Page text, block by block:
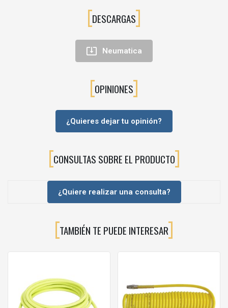
Diseñado para trabajar hasta 240 barde presión.
Ø 4,8 mmpara un caudal estable y
de alta precisión y gran estanqueidad.
Muelle protector que evita pliegues y prolonga la vida útil de la
Reduce las pérdidas de presión del sistema.
Compatible con equipos profesionales Sames.
Producto original para aplicaciones industriales.
⚙️APLICACIONES RECOMENDADAS
Equipos Airless.
Instalaciones automáticas de pulverización.
Aplicación de imprimaciones.
Aplicación de barnices.
Es una solución ideal para instalaciones donde la estabilidad del
caudal y la seguridad del sistema son fundamentales.
DESCARGAS
 Neumatica
OPINIONES
¿Quieres dejar tu opinión?
CONSULTAS SOBRE EL PRODUCTO
¿Quiere realizar una consulta?
TAMBIÉN TE PUEDE INTERESAR